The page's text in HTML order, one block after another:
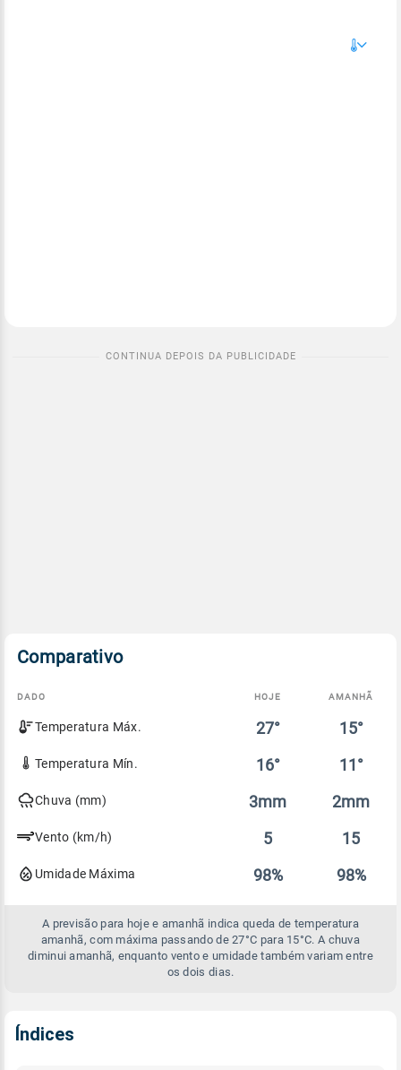
Comparativo
Comparativo
entre
previsão
hoje
DADO HOJE AMANHÃ
Temperatura Máx. 27° 15°
Temperatura Mín. 16° 11°
Chuva (mm) 3mm 2mm
Vento (km/h) 5 15
Umidade Máxima 98% 98%
A previsão para hoje e amanhã indica queda de temperatura
amanhã, com máxima passando de 27°C para 15°C. A chuva
diminui amanhã, enquanto vento e umidade também variam entre
os dois dias.
Índices